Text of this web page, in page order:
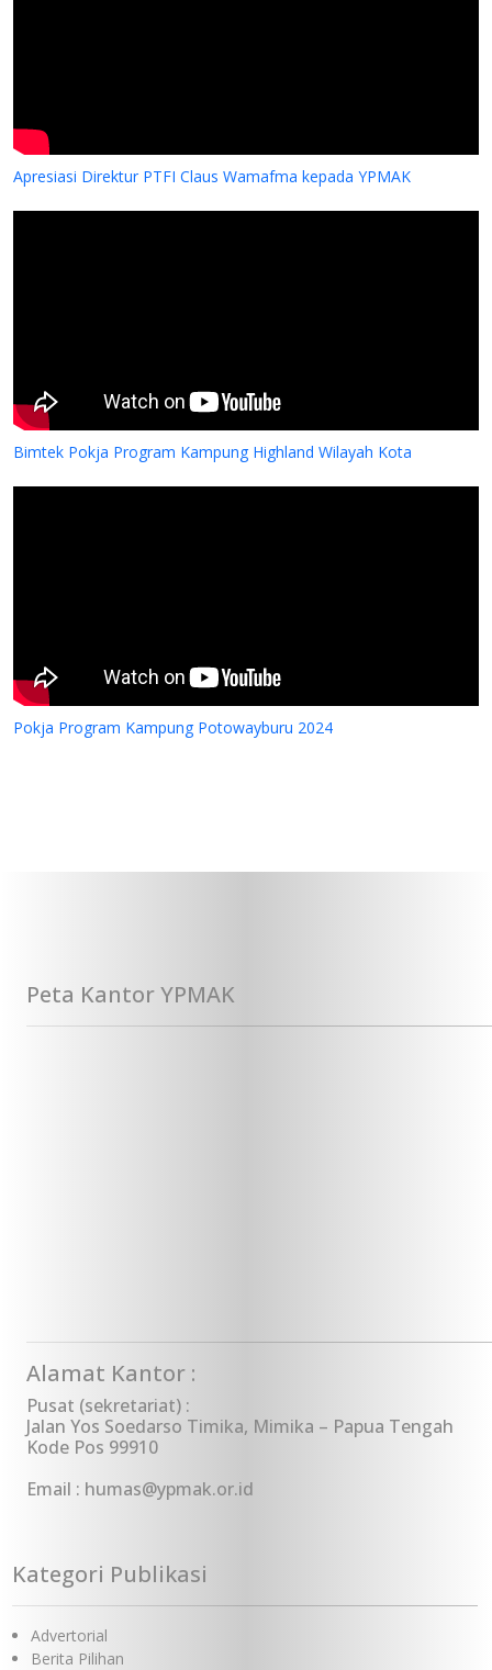
Apresiasi Direktur PTFI Claus Wamafma kepada YPMAK
Bimtek Pokja Program Kampung Highland Wilayah Kota
Pokja Program Kampung Potowayburu 2024
Peta Kantor YPMAK
Alamat Kantor :
Pusat (sekretariat) :
Jalan Yos Soedarso Timika, Mimika – Papua Tengah
Kode Pos 99910
Email : humas@ypmak.or.id
Kategori Publikasi
Advertorial
Berita Pilihan